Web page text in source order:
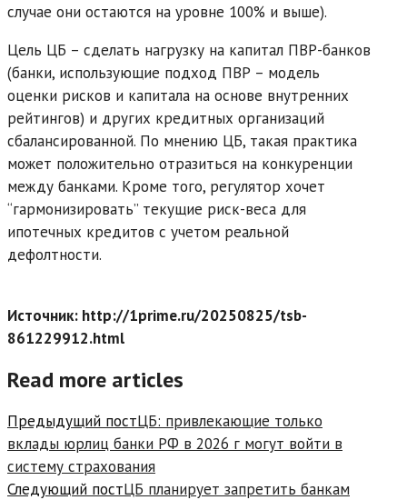
случае они остаются на уровне 100% и выше).
Цель ЦБ – сделать нагрузку на капитал ПВР-банков
(банки, использующие подход ПВР – модель
оценки рисков и капитала на основе внутренних
рейтингов) и других кредитных организаций
сбалансированной. По мнению ЦБ, такая практика
может положительно отразиться на конкуренции
между банками. Кроме того, регулятор хочет
“гармонизировать” текущие риск-веса для
ипотечных кредитов с учетом реальной
дефолтности.
Источник: http://1prime.ru/20250825/tsb-
861229912.html
Read more articles
Предыдущий постЦБ: привлекающие только
вклады юрлиц банки РФ в 2026 г могут войти в
систему страхования
Следующий постЦБ планирует запретить банкам